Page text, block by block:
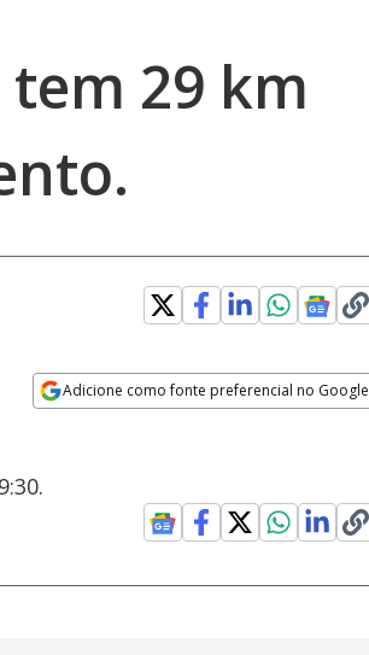
29 km
Adicione como fonte preferencial no Google